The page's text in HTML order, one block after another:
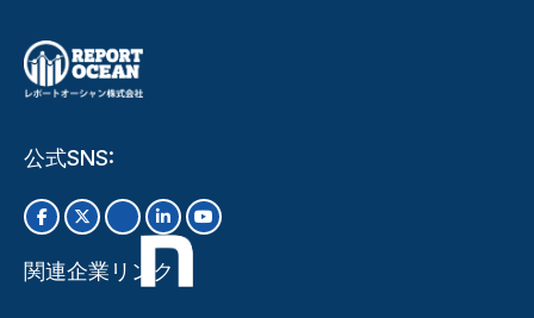
公式SNS:
関連企業リンク